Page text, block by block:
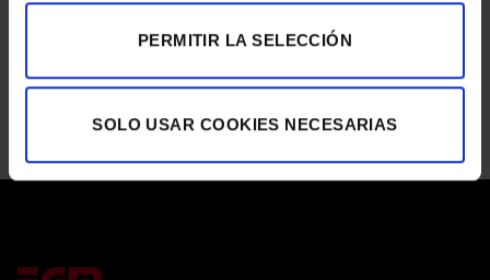
PERMITIR LA SELECCIÓN
SOLO USAR COOKIES NECESARIAS
ASTON MARTIN
ASTON